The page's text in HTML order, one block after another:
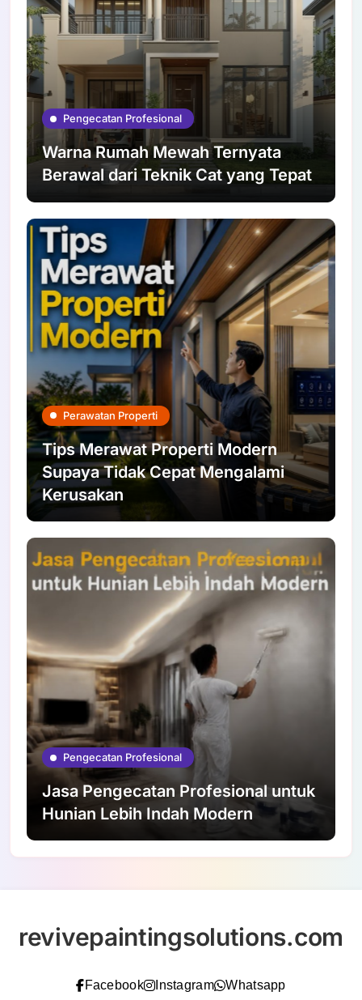
Pengecatan Profesional
Warna Rumah Mewah Ternyata
Berawal dari Teknik Cat yang Tepat
Perawatan Properti
Tips Merawat Properti Modern
Supaya Tidak Cepat Mengalami
Kerusakan
Pengecatan Profesional
Jasa Pengecatan Profesional untuk
Hunian Lebih Indah Modern
revivepaintingsolutions.com
Facebook Instagram Whatsapp